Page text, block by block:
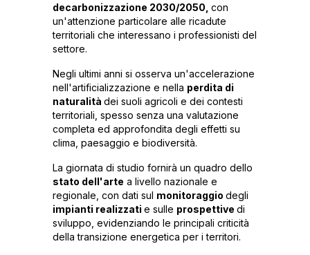
decarbonizzazione 2030/2050, con
un'attenzione particolare alle ricadute
territoriali che interessano i professionisti del
settore.
Negli ultimi anni si osserva un'accelerazione
nell'artificializzazione e nella perdita di
naturalità dei suoli agricoli e dei contesti
territoriali, spesso senza una valutazione
completa ed approfondita degli effetti su
clima, paesaggio e biodiversità.
La giornata di studio fornirà un quadro dello
stato dell'arte a livello nazionale e
regionale, con dati sul monitoraggio degli
impianti realizzati e sulle prospettive di
sviluppo, evidenziando le principali criticità
della transizione energetica per i territori.